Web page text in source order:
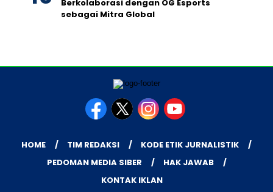
Berkolaborasi dengan OG Esports
sebagai Mitra Global
HOME TIM REDAKSI
KODE ETIK JURNALISTIK
PEDOMAN MEDIA SIBER
HAK JAWAB
KONTAK IKLAN